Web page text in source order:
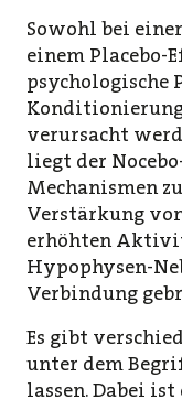
Sowohl bei
einem Placebo-
psychologische
verursacht
liegt der
Mechanismen
Verstärkung
erhöhten
Hypophysen-
Verbindung
Es gibt
unter dem
lassen. Dabei